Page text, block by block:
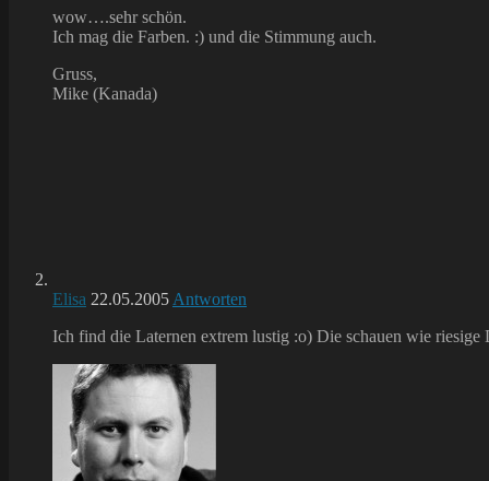
wow….sehr schön.
Ich mag die Farben. :) und die Stimmung auch.
Gruss,
Mike (Kanada)
Elisa 22.05.2005 Antworten
Ich find die Laternen extrem lustig :o) Die schauen wie riesige